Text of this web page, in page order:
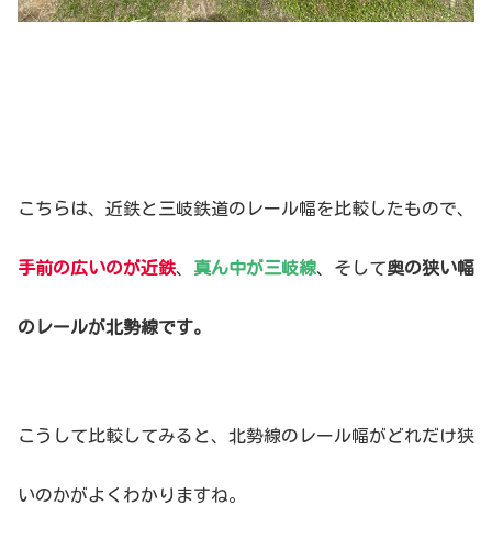
こちらは、近鉄と三岐鉄道のレール幅を比較したもので、
手前の広いのが近鉄、 真ん中が三岐線、そして奥の狭い幅
のレールが北勢線です。
こうして比較してみると、北勢線のレール幅がどれだけ狭
いのかがよくわかりますね。